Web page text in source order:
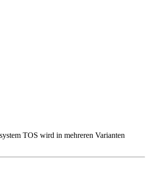
TOS wird in mehreren Varianten